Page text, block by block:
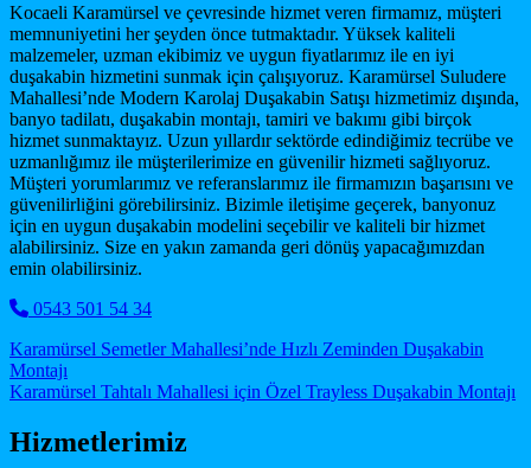
Kocaeli Karamürsel ve çevresinde hizmet veren firmamız, müşteri
memnuniyetini her şeyden önce tutmaktadır. Yüksek kaliteli
malzemeler, uzman ekibimiz ve uygun fiyatlarımız ile en iyi
duşakabin hizmetini sunmak için çalışıyoruz. Karamürsel Suludere
Mahallesi’nde Modern Karolaj Duşakabin Satışı hizmetimiz dışında,
banyo tadilatı, duşakabin montajı, tamiri ve bakımı gibi birçok
hizmet sunmaktayız. Uzun yıllardır sektörde edindiğimiz tecrübe ve
uzmanlığımız ile müşterilerimize en güvenilir hizmeti sağlıyoruz.
Müşteri yorumlarımız ve referanslarımız ile firmamızın başarısını ve
güvenilirliğini görebilirsiniz. Bizimle iletişime geçerek, banyonuz
için en uygun duşakabin modelini seçebilir ve kaliteli bir hizmet
alabilirsiniz. Size en yakın zamanda geri dönüş yapacağımızdan
emin olabilirsiniz.
0543 501 54 34
Post navigation
Karamürsel Semetler Mahallesi’nde Hızlı Zeminden Duşakabin
Montajı
Karamürsel Tahtalı Mahallesi için Özel Trayless Duşakabin Montajı
Hizmetlerimiz